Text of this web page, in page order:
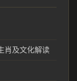
肖及文化解读